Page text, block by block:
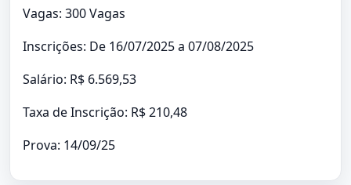
Vagas: 300 Vagas
Inscrições: De 16/07/2025 a 07/08/2025
Salário: R$ 6.569,53
Taxa de Inscrição: R$ 210,48
Prova: 14/09/25